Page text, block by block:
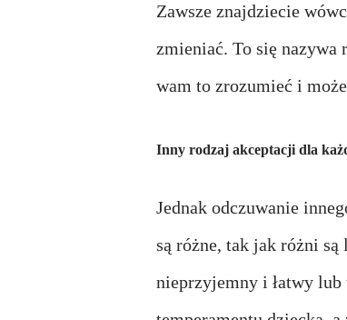
Zawsze znajdziecie
zmieniać. To się nazywa
wam to zrozumieć i
Inny rodzaj akceptacji dla
Jednak odczuwanie
są różne, tak jak różni
nieprzyjemny i łatwy lub